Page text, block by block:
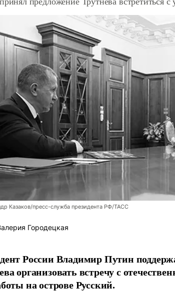
Казаков/пресс-служба президента РФ/ТАСС
Городецкая
России Владимир Путин
организовать встречу с
на острове Русский.